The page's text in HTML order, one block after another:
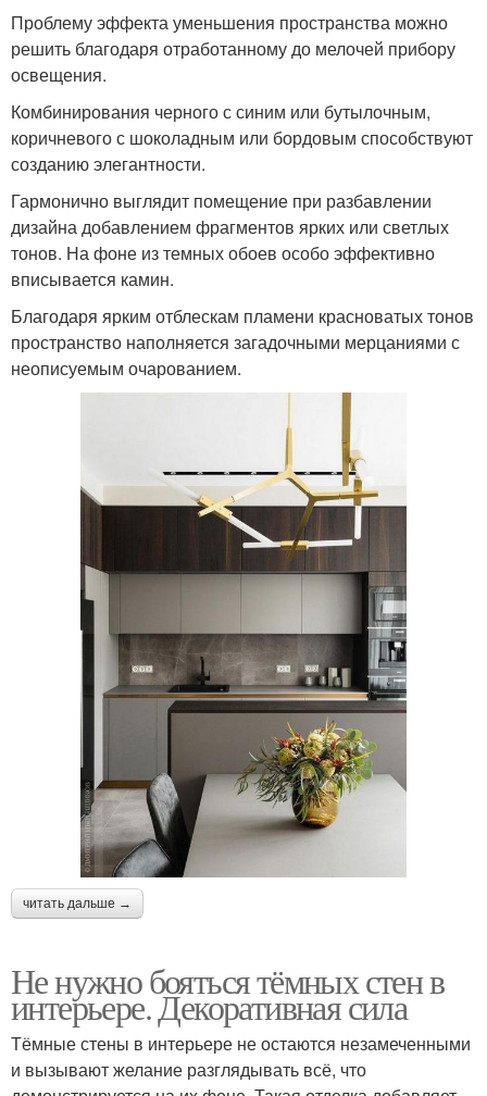
Проблему эффекта уменьшения пространства можно
решить благодаря отработанному до мелочей прибору
освещения.
Комбинирования черного с синим или бутылочным,
коричневого с шоколадным или бордовым способствуют
созданию элегантности.
Гармонично выглядит помещение при разбавлении
дизайна добавлением фрагментов ярких или светлых
тонов. На фоне из темных обоев особо эффективно
вписывается камин.
Благодаря ярким отблескам пламени красноватых тонов
пространство наполняется загадочными мерцаниями с
неописуемым очарованием.
читать дальше →
Не нужно бояться тёмных стен в
интерьере. Декоративная сила
Тёмные стены в интерьере не остаются незамеченными
и вызывают желание разглядывать всё, что